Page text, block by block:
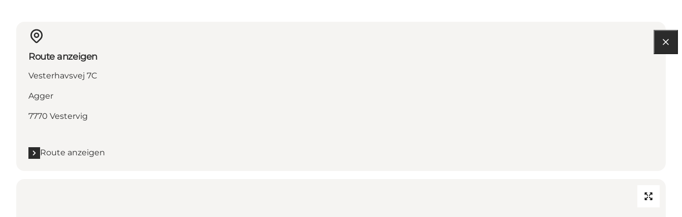
Route anzeigen
Vesterhavsvej 7C
Agger
7770 Vestervig
Route anzeigen